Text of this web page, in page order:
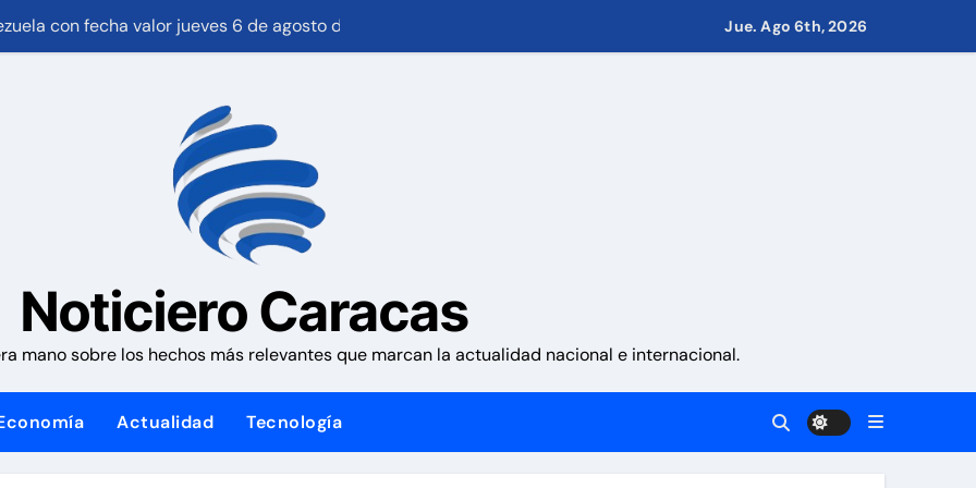
para familias del urbanismo Ana Victoria en La Guaira
nos respaldaron desde el primer momento tras terremotos del 24J
rehabilitadas en la parroquia Santa Rosalía de Caracas
un 0,8% en el segundo trimestre
en el Saime es suspendida por faltar a tres citas consecutivas
de Ormuz podría concretarse esta semana
de café verde rumbo a Italia
Jue. Ago 6th, 2026
Noticiero Caracas
mano sobre los hechos más relevantes que marcan la actualidad nacional e internacional.
Actualidad Tecnología